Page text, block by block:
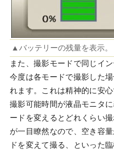
▲バッテリーの残量を表示。
また、撮影モードで同じイ
今度は各モードで撮影した
れます。これは精神的に安
撮影可能時間が液晶モニタ
ードを変えるとどれくらい
が一目瞭然なので、空き容
ドを変えて撮る、といった